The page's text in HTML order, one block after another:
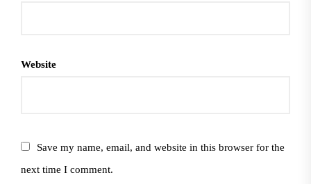
Website
Save my name, email, and website in this browser for the
next time I comment.